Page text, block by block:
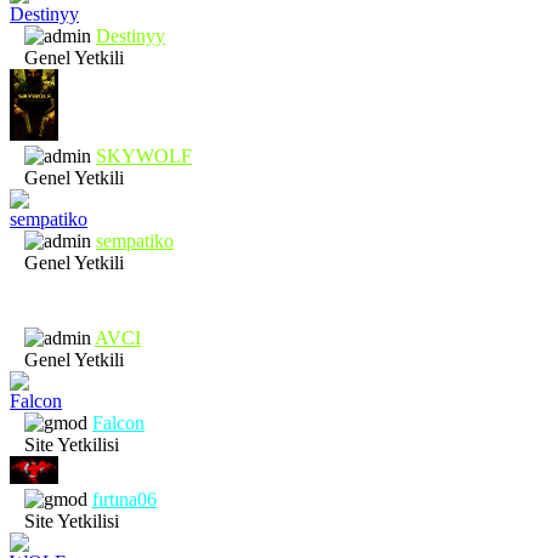
Destinyy
Genel Yetkili
SKYWOLF
Genel Yetkili
sempatiko
Genel Yetkili
AVCI
Genel Yetkili
Falcon
Site Yetkilisi
fırtına06
Site Yetkilisi